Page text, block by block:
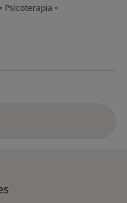
• Psicoterapia •